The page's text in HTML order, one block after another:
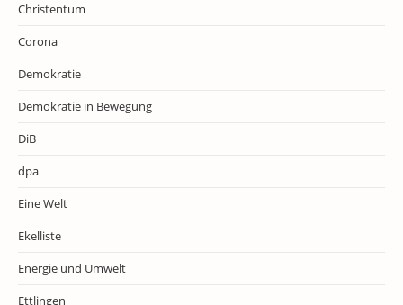
Christentum
Corona
Demokratie
Demokratie in Bewegung
DiB
dpa
Eine Welt
Ekelliste
Energie und Umwelt
Ettlingen